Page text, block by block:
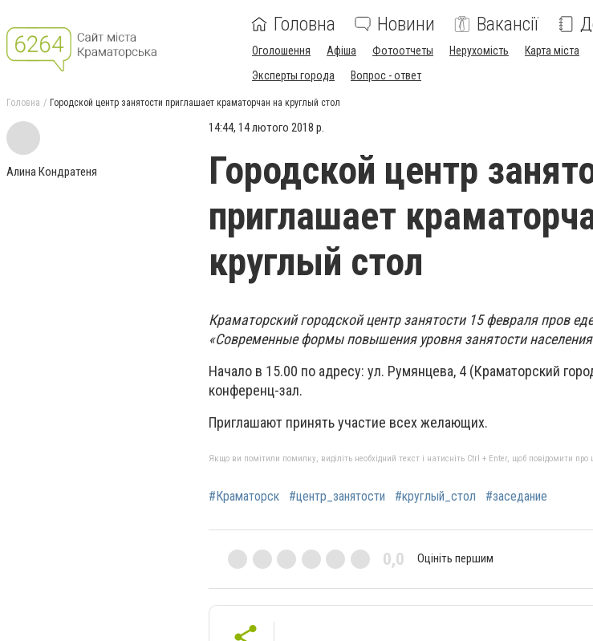
Головна Новини Вакансії
Оголошення Афіша Фотоотчеты Нерухомість Карта міста
Эксперты города
Вопрос - ответ
Головна Городской центр занятости приглашает краматорчан на круглый стол
Алина Кондратеня
14:44, 14 лютого 2018 р.
Городской центр
приглашает
круглый стол
Краматорский городской центр занятости 15 февраля пров
«Современные формы повышения уровня занятости
Начало в 15.00 по адресу: ул. Румянцева, 4 (Краматорский
конференц-зал.
Приглашают принять участие всех желающих.
Якщо ви помітили помилку, виділіть необхідний текст і натисніть Ctrl + Enter, щоб повідомити про
#Краматорск #центр_занятости #круглый_стол #заседание
0,0 Оцініть першим